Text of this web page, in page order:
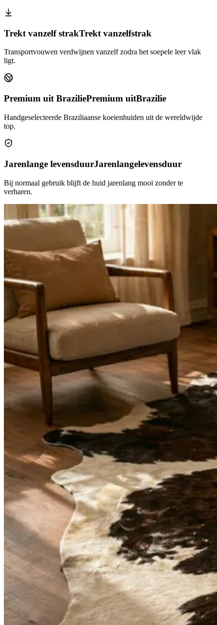
Trekt vanzelf strakTrekt vanzelfstrak
Transportvouwen verdwijnen vanzelf zodra het soepele leer vlak
ligt.
Premium uit BraziliePremium uitBrazilie
Handgeselecteerde Braziliaanse koeienhuiden uit de wereldwijde
top.
Jarenlange levensduurJarenlangelevensduur
Bij normaal gebruik blijft de huid jarenlang mooi zonder te
verharen.